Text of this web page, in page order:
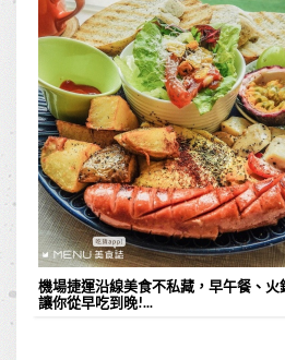
機場捷運沿線美食不私藏，早午餐、火
讓你從早吃到晚!...